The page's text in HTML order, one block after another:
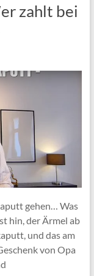
zahlt bei
gehen… Was
hin, der Ärmel ab
und das am
von Opa